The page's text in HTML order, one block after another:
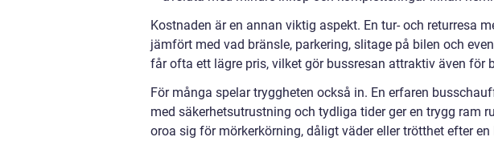
Kostnaden är en annan viktig aspekt. En tur- och returresa
jämfört med vad bränsle, parkering, slitage på bilen och
får ofta ett lägre pris, vilket gör bussresan attraktiv även för
För många spelar tryggheten också in. En erfaren
med säkerhetsutrustning och tydliga tider ger en trygg ram
oroa sig för mörkerkörning, dåligt väder eller trötthet efter